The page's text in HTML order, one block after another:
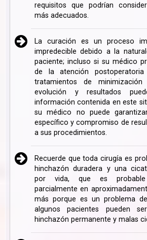
requisitos que podrían
más adecuados.
La curación es un proceso
impredecible debido a la
paciente; incluso si su médico
de la atención
tratamientos de
evolución y resultados
información contenida en este
su médico no puede
específico y compromiso de
a sus procedimientos.
Recuerde que toda cirugía es
hinchazón duradera y una
por vida, que es probable
parcialmente en
más porque es un problema
algunos pacientes pueden
hinchazón permanente y malas